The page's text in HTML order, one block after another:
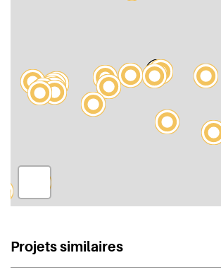
Projets similaires